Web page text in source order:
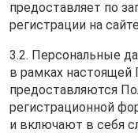
предоставляет по
регистрации на
3.2. Персональные
в рамках настоящей
предоставляются
регистрационной
и включают в себя